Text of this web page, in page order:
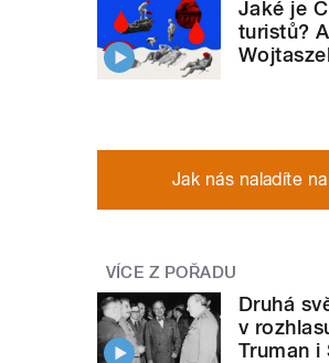
Jaké je
turistů?
Jak nás naladíte
VÍCE Z POŘADU
Druhá
v
Truman i